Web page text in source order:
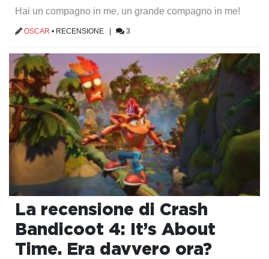
Hai un compagno in me, un grande compagno in me!
OSCAR • RECENSIONE 3
La recensione di Crash
Bandicoot 4: It’s About
Time. Era davvero ora?